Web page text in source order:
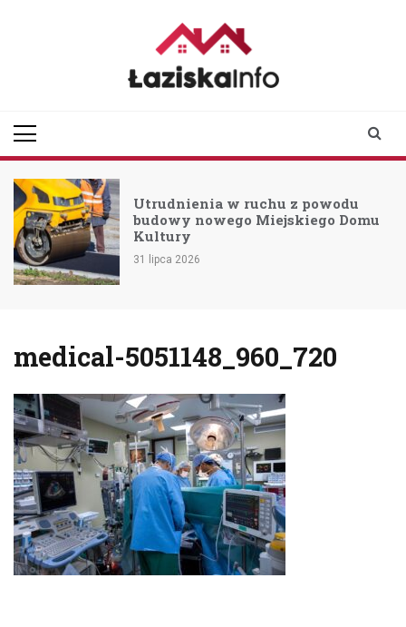
Utrudnienia w ruchu z powodu
budowy nowego Miejskiego Domu
Kultury
31 lipca 2026
medical-5051148_960_720